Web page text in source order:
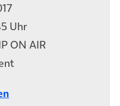
Uhr
ON AIR